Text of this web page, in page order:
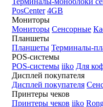
PosCenter 4GB
Мониторы
Мониторы Сенсорные
Планшеты
Планшеты Терминалы-
POS-системы
POS-системы iiko Для
Дисплей покупателя
Дисплей покупателя
Принтеры чеков
Принтеры чеков iiko